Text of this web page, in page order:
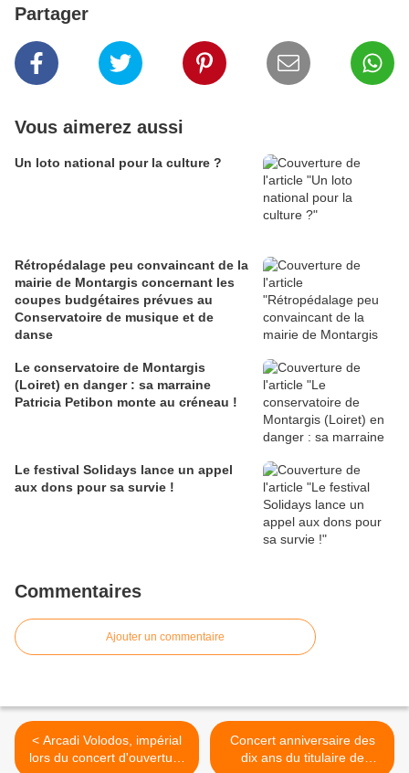
Partager
Vous aimerez aussi
Un loto national pour la culture ?
Rétropédalage peu convaincant de la
mairie de Montargis concernant les
coupes budgétaires prévues au
Conservatoire de musique et de
danse
Le conservatoire de Montargis
(Loiret) en danger : sa marraine
Patricia Petibon monte au créneau !
Le festival Solidays lance un appel
aux dons pour sa survie !
Commentaires
Ajouter un commentaire
< Arcadi Volodos, impérial
lors du concert d'ouverture
Concert anniversaire des
dix ans du titulaire de